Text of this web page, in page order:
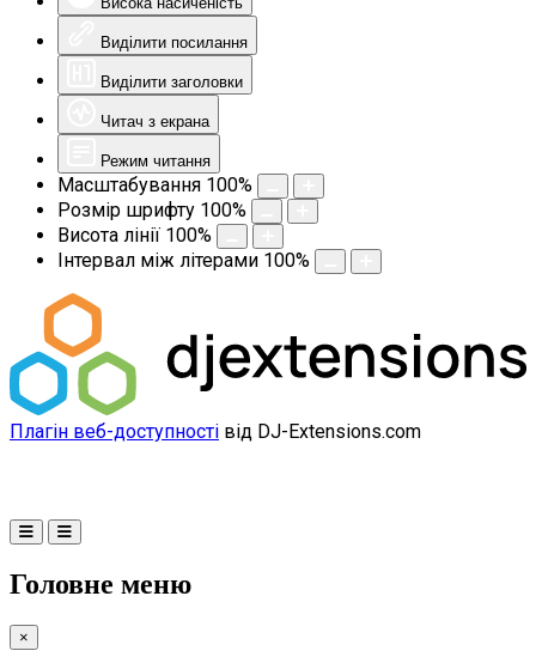
Виділити посилання
Виділити заголовки
Читач з екрана
Режим читання
Масштабування 100%
Розмір шрифту 100%
Висота лінії 100%
Інтервал між літерами 100%
Плагін веб-доступності від DJ-Extensions.com
Головне меню
×